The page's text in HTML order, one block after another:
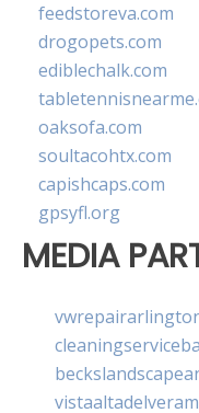
feedstoreva.com
drogopets.com
ediblechalk.com
oaksofa.com
soultacohtx.com
capishcaps.com
gpsyfl.org
MEDIA